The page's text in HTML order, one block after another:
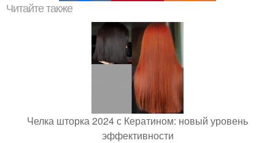
Читайте также
Челка шторка 2024 с Кератином: новый уровень
эффективности